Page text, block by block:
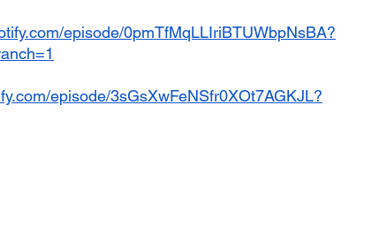
episode/0pmTfMqLLIriBTUWbpNsBA?
episode/3sGsXwFeNSfr0XOt7AGKJL?